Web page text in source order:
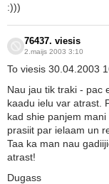
:)))
76437. viesis
2.maijs 2003 3:10
To viesis 30.04.2003
Nau jau tik traki - pac
kaadu ielu var atrast.
kad shie panjem
prasiit par ielaam un
Taa ka man nau
atrast!
Dugass